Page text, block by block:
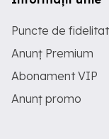
Puncte de
Anunț Premium
Abonament VIP
Anunț promo